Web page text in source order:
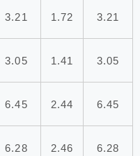
3.21 1.72 3.21
3.05 1.41 3.05
6.45 2.44 6.45
6.28 2.46 6.28